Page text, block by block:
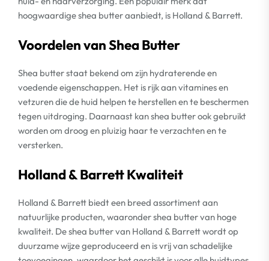
hoogwaardige shea butter aanbiedt, is Holland & Barrett.
Voordelen van Shea Butter
Shea butter staat bekend om zijn hydraterende en
voedende eigenschappen. Het is rijk aan vitamines en
vetzuren die de huid helpen te herstellen en te beschermen
tegen uitdroging. Daarnaast kan shea butter ook gebruikt
worden om droog en pluizig haar te verzachten en te
versterken.
Holland & Barrett Kwaliteit
Holland & Barrett biedt een breed assortiment aan
natuurlijke producten, waaronder shea butter van hoge
kwaliteit. De shea butter van Holland & Barrett wordt op
duurzame wijze geproduceerd en is vrij van schadelijke